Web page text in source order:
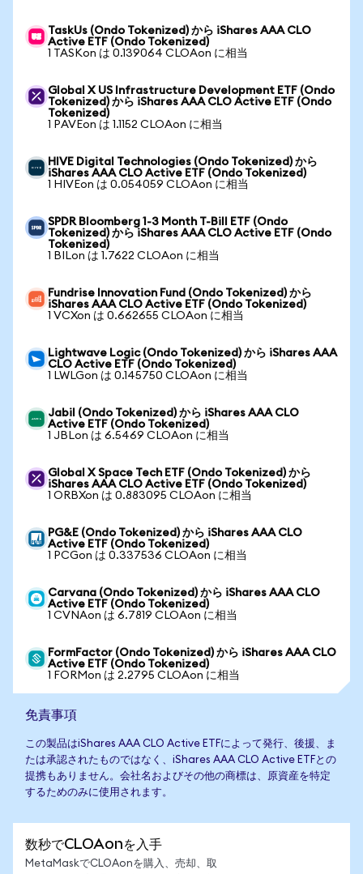
TaskUs (Ondo Tokenized) から iShares AAA CLO
Active ETF (Ondo Tokenized)
1 TASKon は 0.139064 CLOAon に相当
Global X US Infrastructure Development ETF (Ondo
Tokenized) から iShares AAA CLO Active ETF (Ondo
Tokenized)
1 PAVEon は 1.1152 CLOAon に相当
HIVE Digital Technologies (Ondo Tokenized) から
iShares AAA CLO Active ETF (Ondo Tokenized)
1 HIVEon は 0.054059 CLOAon に相当
SPDR Bloomberg 1-3 Month T-Bill ETF (Ondo
Tokenized) から iShares AAA CLO Active ETF (Ondo
Tokenized)
1 BILon は 1.7622 CLOAon に相当
Fundrise Innovation Fund (Ondo Tokenized) から
iShares AAA CLO Active ETF (Ondo Tokenized)
1 VCXon は 0.662655 CLOAon に相当
Lightwave Logic (Ondo Tokenized) から iShares AAA
CLO Active ETF (Ondo Tokenized)
1 LWLGon は 0.145750 CLOAon に相当
Jabil (Ondo Tokenized) から iShares AAA CLO
Active ETF (Ondo Tokenized)
1 JBLon は 6.5469 CLOAon に相当
Global X Space Tech ETF (Ondo Tokenized) から
iShares AAA CLO Active ETF (Ondo Tokenized)
1 ORBXon は 0.883095 CLOAon に相当
PG&E (Ondo Tokenized) から iShares AAA CLO
Active ETF (Ondo Tokenized)
1 PCGon は 0.337536 CLOAon に相当
Carvana (Ondo Tokenized) から iShares AAA CLO
Active ETF (Ondo Tokenized)
1 CVNAon は 6.7819 CLOAon に相当
FormFactor (Ondo Tokenized) から iShares AAA CLO
Active ETF (Ondo Tokenized)
1 FORMon は 2.2795 CLOAon に相当
免責事項
この製品はiShares AAA CLO Active ETFによって発行、後援、ま
たは承認されたものではなく、iShares AAA CLO Active ETFとの
提携もありません。会社名およびその他の商標は、原資産を特定
するためのみに使用されます。
数秒でCLOAonを入手
MetaMaskでCLOAonを購入、売却、取